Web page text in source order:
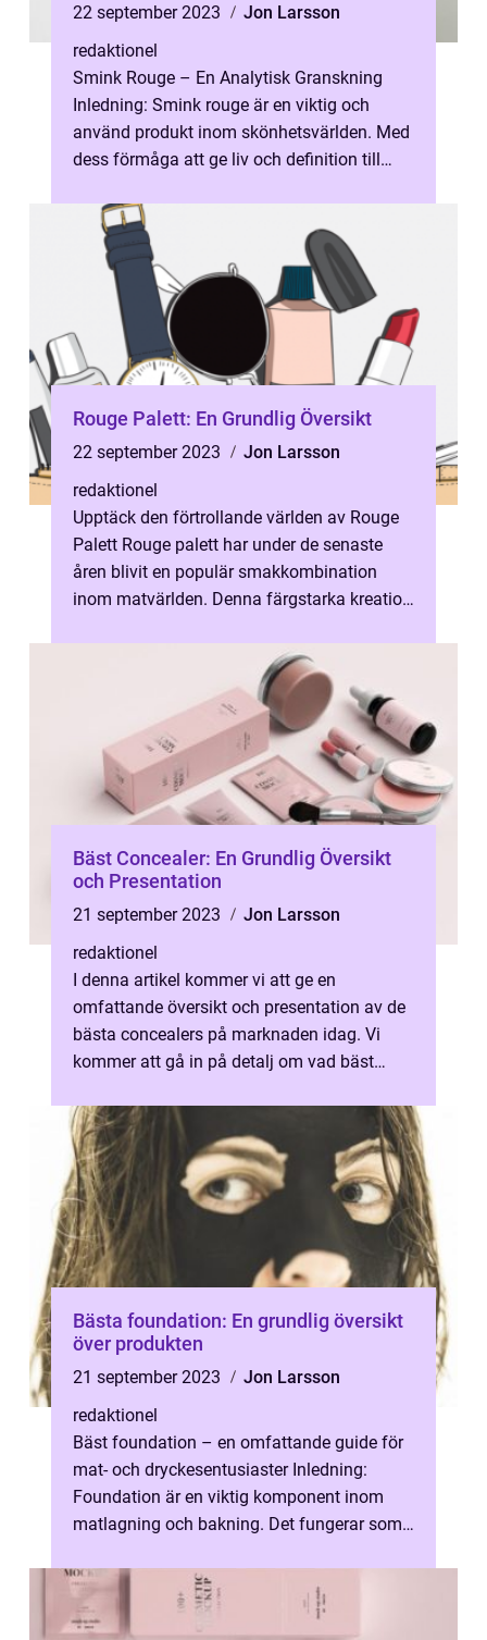
22 september 2023
Jon Larsson
redaktionel
Smink Rouge – En Analytisk Granskning
Inledning: Smink rouge är en viktig och
använd produkt inom skönhetsvärlden. Med
dess förmåga att ge liv och definition till
Rouge Palett: En Grundlig Översikt
22 september 2023
Jon Larsson
redaktionel
Upptäck den förtrollande världen av Rouge
Palett Rouge palett har under de senaste
åren blivit en populär smakkombination
inom matvärlden. Denna färgstarka kreation
Bäst Concealer: En Grundlig Översikt
och Presentation
21 september 2023
Jon Larsson
redaktionel
I denna artikel kommer vi att ge en
omfattande översikt och presentation av de
bästa concealers på marknaden idag. Vi
kommer att gå in på detalj om vad bäst
Bästa foundation: En grundlig översikt
över produkten
21 september 2023
Jon Larsson
redaktionel
Bäst foundation – en omfattande guide för
mat- och dryckesentusiaster Inledning:
Foundation är en viktig komponent inom
matlagning och bakning. Det fungerar som